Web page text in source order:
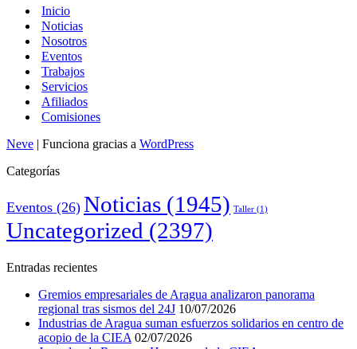
Inicio
Noticias
Nosotros
Eventos
Trabajos
Servicios
Afiliados
Comisiones
Neve | Funciona gracias a WordPress
Categorías
Eventos (26) Noticias (1945) Taller (1)
Uncategorized (2397)
Entradas recientes
Gremios empresariales de Aragua analizaron panorama
regional tras sismos del 24J 10/07/2026
Industrias de Aragua suman esfuerzos solidarios en centro de
acopio de la CIEA 02/07/2026